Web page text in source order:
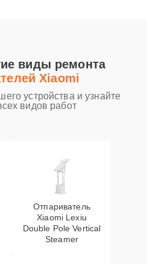
виды ремонта
Xiaomi
устройства и узнайте
видов работ
Отпариватель
Xiaomi Lexiu
Double Pole Vertical
Steamer